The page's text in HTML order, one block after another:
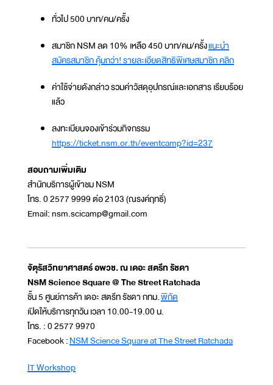
ทั่วไป 500 บาท/คน/ครั้ง
สมาชิก NSM ลด 10% เหลือ 450 บาท/คน/ครั้งแนะนำ
สมัครสมาชิก คุ้มกว่า! รายละเอียดสิทธิพิเศษสมาชิก คลิก
ค่าใช้จ่ายดังกล่าว รวมค่าวัสดุอุปกรณ์และเอกสาร เรียบร้อย
แล้ว
ลงทะเบียนจองเข้าร่วมกิจกรรม
https://ticket.nsm.or.th/eventcamp?id=237
สอบถามเพิ่มเติม
สำนักบริการผู้เข้าชม NSM
โทร. 0 2577 9999 ต่อ 2103 (ณรงค์ฤทธิ์)
Email: nsm.scicamp@gmail.com
จัตุรัสวิทยาศาสตร์ อพวช. ณ เดอะ สตรีท รัชดา
NSM Science Square @ The Street Ratchada
ชั้น 5 ศูนย์การค้า เดอะ สตรีท รัชดา กทม.พิกัด
เปิดให้บริการทุกวัน เวลา 10.00-19.00 น.
โทร. : 0 2577 9970
Facebook :NSM Science Square at The Street Ratchada
IT Workshop